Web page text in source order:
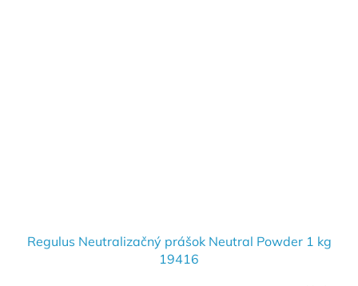
Regulus Neutralizačný prášok Neutral Powder 1 kg
19416